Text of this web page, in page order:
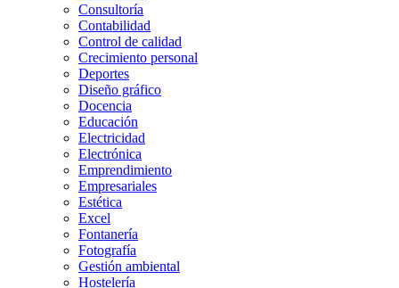
Consultoría
Contabilidad
Control de calidad
Crecimiento personal
Deportes
Diseño gráfico
Docencia
Educación
Electricidad
Electrónica
Emprendimiento
Empresariales
Estética
Excel
Fontanería
Fotografía
Gestión ambiental
Hostelería